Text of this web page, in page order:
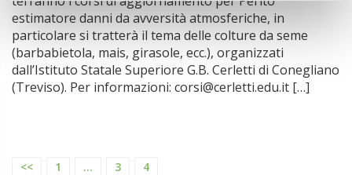
estimatore danni da avversità atmosferiche, in
particolare si tratterà il tema delle colture da seme
(barbabietola, mais, girasole, ecc.), organizzati
dall’Istituto Statale Superiore G.B. Cerletti di Conegliano
(Treviso). Per informazioni: corsi@cerletti.edu.it […]
<< 1 ... 3 4